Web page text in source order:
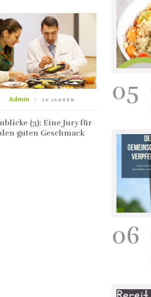
Admin 10 JAHREN
(3): Eine Jury für
den guten Geschmack
05
06